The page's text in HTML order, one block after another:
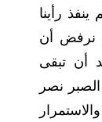
رأينا
نرفض أن
أن تبقى
الصبر نصر